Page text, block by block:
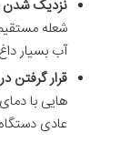
نزدیک شدن
شعله
آب بسیار
قرار گرفتن
هایی با
عادی